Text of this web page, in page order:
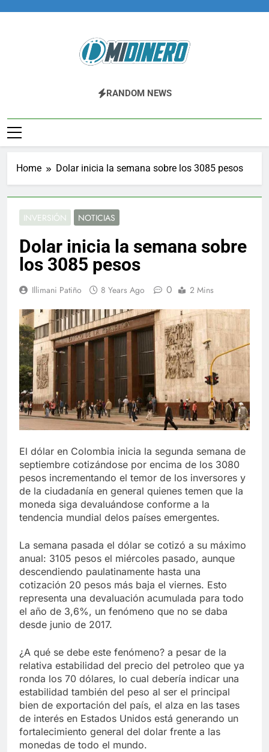
Midinero.co
Fintech, Criptomonedas
RANDOM NEWS
Home Dolar inicia la semana sobre los 3085 pesos
INVERSIÓN NOTICIAS
Dolar inicia la semana sobre
los 3085 pesos
Illimani Patiño 8 Years Ago 0 2 Mins
El dólar en Colombia inicia la segunda semana de
septiembre cotizándose por encima de los 3080
pesos incrementando el temor de los inversores y
de la ciudadanía en general quienes temen que la
moneda siga devaluándose conforme a la
tendencia mundial delos países emergentes.
La semana pasada el dólar se cotizó a su máximo
anual: 3105 pesos el miércoles pasado, aunque
descendiendo paulatinamente hasta una
cotización 20 pesos más baja el viernes. Esto
representa una devaluación acumulada para todo
el año de 3,6%, un fenómeno que no se daba
desde junio de 2017.
¿A qué se debe este fenómeno? a pesar de la
relativa estabilidad del precio del petroleo que ya
ronda los 70 dólares, lo cual debería indicar una
estabilidad también del peso al ser el principal
bien de exportación del país, el alza en las tases
de interés en Estados Unidos está generando un
fortalecimiento general del dolar frente a las
monedas de todo el mundo.